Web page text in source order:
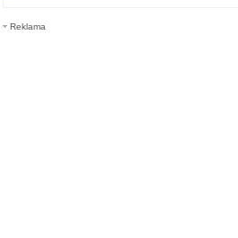
Reklama